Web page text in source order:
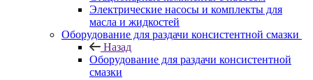
Электрические насосы и комплекты для
масла и жидкостей
Оборудование для раздачи консистентной смазки
Назад
Оборудование для раздачи консистентной
смазки